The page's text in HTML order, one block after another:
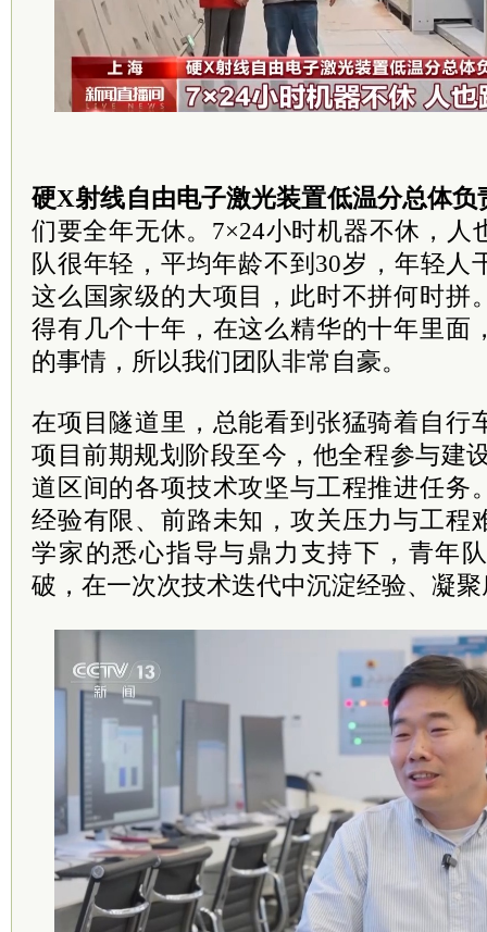
硬X射线自由电子激光装置低温分总体负
们要全年无休。7×24小时机器不休，人
队很年轻，平均年龄不到30岁，年轻人
这么国家级的大项目，此时不拼何时拼
得有几个十年，在这么精华的十年里面
的事情，所以我们团队非常自豪。
在项目隧道里，总能看到张猛骑着自行
项目前期规划阶段至今，他全程参与建
道区间的各项技术攻坚与工程推进任务
经验有限、前路未知，攻关压力与工程
学家的悉心指导与鼎力支持下，青年
破，在一次次技术迭代中沉淀经验、凝